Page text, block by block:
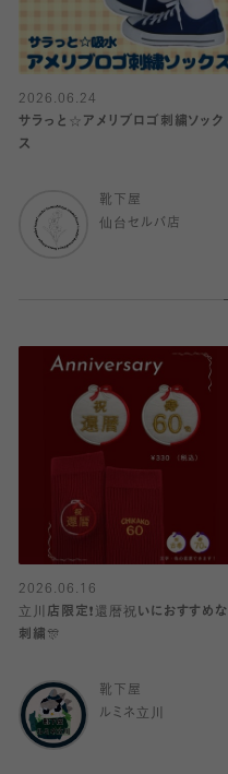
2026.06.24
サラっと☆アメリブロゴ刺繍ソック
ス
靴下屋
仙台セルバ店
2026.06.16
立川店限定❗️還暦祝いにおすすめな
刺繍🎊
靴下屋
ルミネ立川